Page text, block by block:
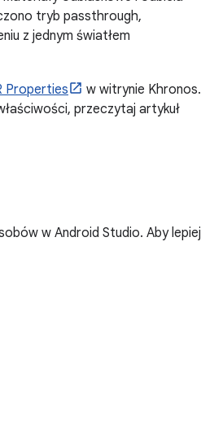
tryb passthrough,
z jednym światłem
Properties
w witrynie Khronos.
przeczytaj artykuł
w Android Studio. Aby lepiej